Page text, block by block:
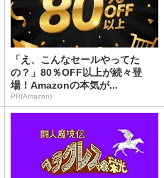
「え、こんなセールやってた
の？」80％OFF以上が続々登
場！Amazonの本気が...
PR(Amazon)